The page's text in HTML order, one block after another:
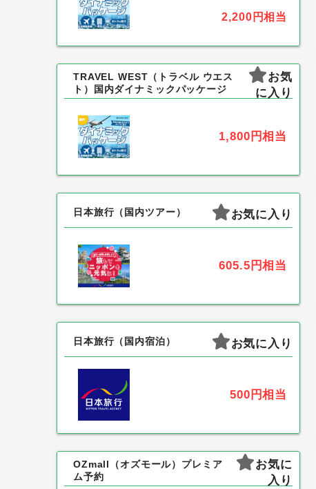
2,200円相当
TRAVEL WEST（トラベル ウエス
ト）国内ダイナミックパッケージ
お気
に入り
1,800円相当
日本旅行（国内ツアー） お気に入り
605.5円相当
日本旅行（国内宿泊） お気に入り
500円相当
OZmall（オズモール）プレミア
ム予約
お気に
入り